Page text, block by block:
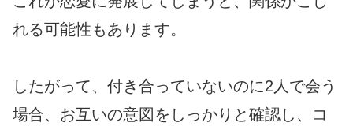
れる可能性もあります。
したがって、付き合っていないのに2人で会う
場合、お互いの意図をしっかりと確認し、コ